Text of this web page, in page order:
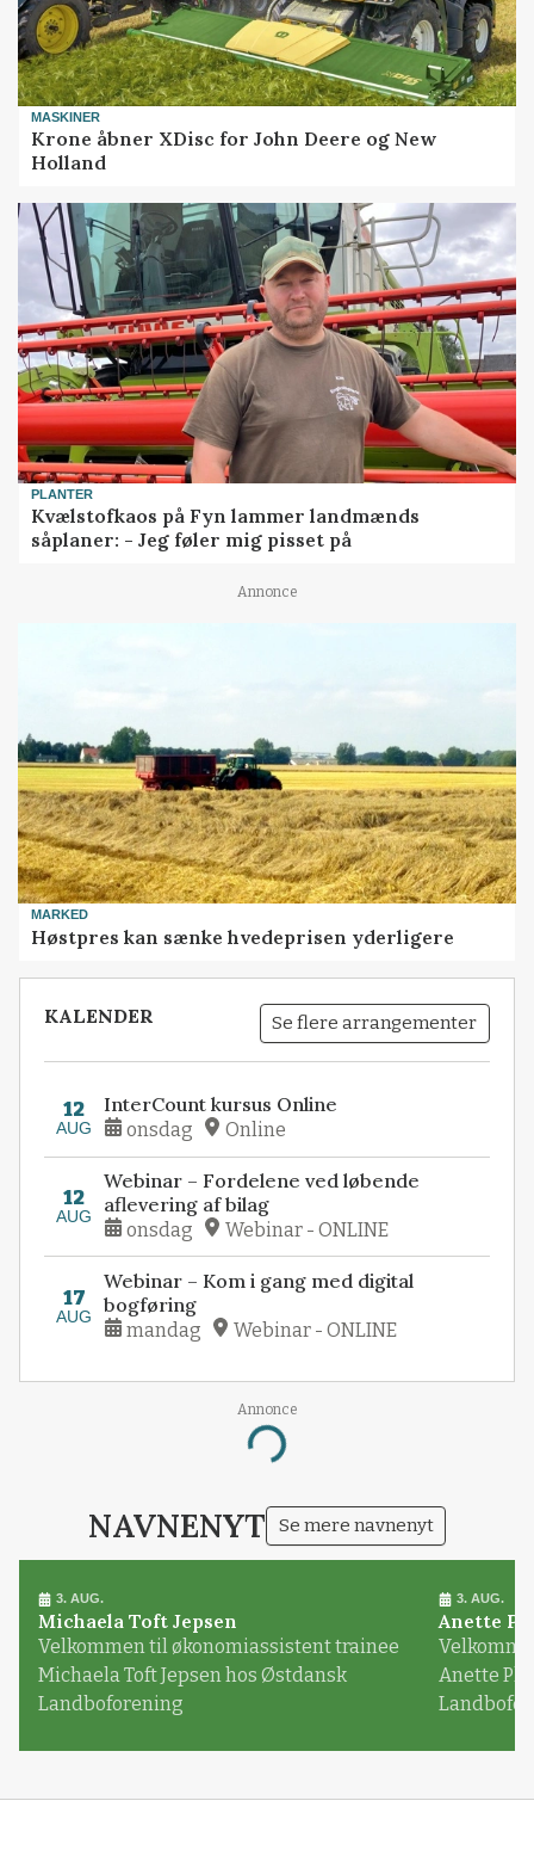
MASKINER
Krone åbner XDisc for John Deere og New
Holland
PLANTER
Kvælstofkaos på Fyn lammer landmænds
såplaner: - Jeg føler mig pisset på
Annonce
MARKED
Høstpres kan sænke hvedeprisen yderligere
KALENDER Se flere arrangementer
12
AUG
InterCount kursus Online
onsdag Online
12
AUG
Webinar – Fordelene ved løbende
aflevering af bilag
onsdag Webinar - ONLINE
17
AUG
Webinar – Kom i gang med digital
bogføring
mandag Webinar - ONLINE
Annonce
Loading...
NAVNENYT Se mere navnenyt
3. AUG.
Michaela Toft Jepsen
Velkommen til økonomiassistent trainee
Michaela Toft Jepsen hos Østdansk
Landboforening
3. AUG.
Anette
Anette